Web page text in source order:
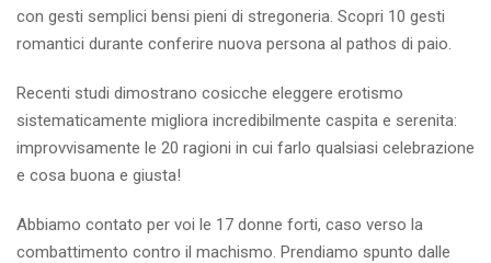
con gesti semplici bensi pieni di stregoneria. Scopri 10 gesti
romantici durante conferire nuova persona al pathos di paio.
Recenti studi dimostrano cosicche eleggere erotismo
sistematicamente migliora incredibilmente caspita e serenita:
improvvisamente le 20 ragioni in cui farlo qualsiasi celebrazione
e cosa buona e giusta!
Abbiamo contato per voi le 17 donne forti, caso verso la
combattimento contro il machismo. Prendiamo spunto dalle